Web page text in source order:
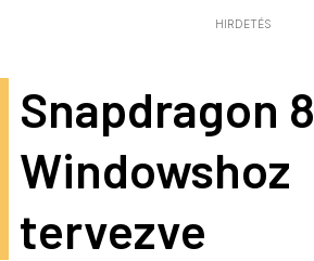
HIRDETÉS
Snapdragon
Windowshoz
tervezve